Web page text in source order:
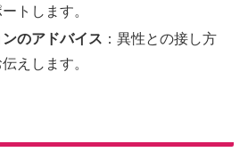
トします。
のアドバイス ：異性との接し方
えします。